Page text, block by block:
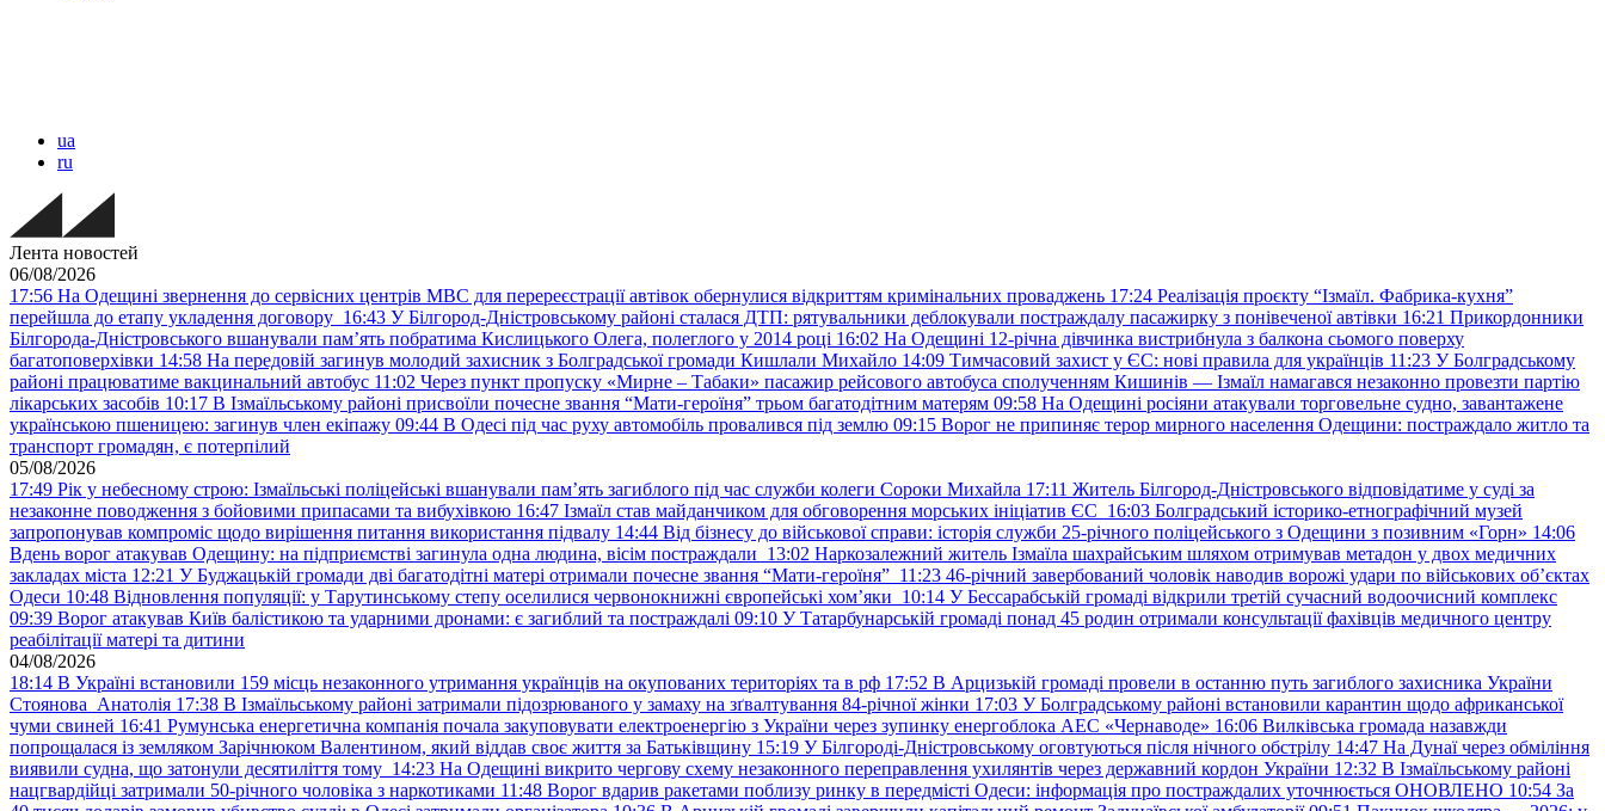
ua
ru
Лента новостей
06/08/2026
17:56 На Одещині звернення до сервісних центрів МВС для перереєстрації автівок обернулися відкриттям кримінальних проваджень 17:24 Реалізація проєкту “Ізмаїл. Фабрика-кухня”
перейшла до етапу укладення договору 16:43 У Білгород-Дністровському районі сталася ДТП: рятувальники деблокували постраждалу пасажирку з понівеченої автівки 16:21 Прикордонники
Білгорода-Дністровського вшанували пам’ять побратима Кислицького Олега, полеглого у 2014 році 16:02 На Одещині 12-річна дівчинка вистрибнула з балкона сьомого поверху
багатоповерхівки 14:58 На передовій загинув молодий захисник з Болградської громади Кишлали Михайло 14:09 Тимчасовий захист у ЄС: нові правила для українців 11:23 У Болградському
районі працюватиме вакцинальний автобус 11:02 Через пункт пропуску «Мирне – Табаки» пасажир рейсового автобуса сполученням Кишинів — Ізмаїл намагався незаконно провезти партію
лікарських засобів 10:17 В Ізмаїльському районі присвоїли почесне звання “Мати-героїня” трьом багатодітним матерям 09:58 На Одещині росіяни атакували торговельне судно, завантажене
українською пшеницею: загинув член екіпажу 09:44 В Одесі під час руху автомобіль провалився під землю 09:15 Ворог не припиняє терор мирного населення Одещини: постраждало житло та
транспорт громадян, є потерпілий
05/08/2026
17:49 Рік у небесному строю: Ізмаїльські поліцейські вшанували пам’ять загиблого під час служби колеги Сороки Михайла 17:11 Житель Білгород-Дністровського відповідатиме у суді за
незаконне поводження з бойовими припасами та вибухівкою 16:47 Ізмаїл став майданчиком для обговорення морських ініціатив ЄС 16:03 Болградський історико-етнографічний музей
запропонував компроміс щодо вирішення питання використання підвалу 14:44 Від бізнесу до військової справи: історія служби 25-річного поліцейського з Одещини з позивним «Горн» 14:06
Вдень ворог атакував Одещину: на підприємстві загинула одна людина, вісім постраждали 13:02 Наркозалежний житель Ізмаїла шахрайським шляхом отримував метадон у двох медичних
закладах міста 12:21 У Буджацькій громади дві багатодітні матері отримали почесне звання “Мати-героїня” 11:23 46-річний завербований чоловік наводив ворожі удари по військових обʼєктах
Одеси 10:48 Відновлення популяції: у Тарутинському степу оселилися червонокнижні європейські хом’яки 10:14 У Бессарабській громаді відкрили третій сучасний водоочисний комплекс
09:39 Ворог атакував Київ балістикою та ударними дронами: є загиблий та постраждалі 09:10 У Татарбунарській громаді понад 45 родин отримали консультації фахівців медичного центру
реабілітації матері та дитини
04/08/2026
18:14 В Україні встановили 159 місць незаконного утримання українців на окупованих територіях та в рф 17:52 В Арцизькій громаді провели в останню путь загиблого захисника України
Стоянова Анатолія 17:38 В Ізмаїльському районі затримали підозрюваного у замаху на зґвалтування 84-річної жінки 17:03 У Болградському районі встановили карантин щодо африканської
чуми свиней 16:41 Румунська енергетична компанія почала закуповувати електроенергію з України через зупинку енергоблока АЕС «Чернаводе» 16:06 Вилківська громада назавжди
попрощалася із земляком Зарічнюком Валентином, який віддав своє життя за Батьківщину 15:19 У Білгороді-Дністровському оговтуються після нічного обстрілу 14:47 На Дунаї через обміління
виявили судна, що затонули десятиліття тому 14:23 На Одещині викрито чергову схему незаконного переправлення ухилянтів через державний кордон України 12:32 В Ізмаїльському районі
нацгвардійці затримали 50-річного чоловіка з наркотиками 11:48 Ворог вдарив ракетами поблизу ринку в передмісті Одеси: інформація про постраждалих уточнюється ОНОВЛЕНО 10:54 За